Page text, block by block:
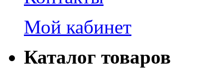
Мой кабинет
Каталог товаров